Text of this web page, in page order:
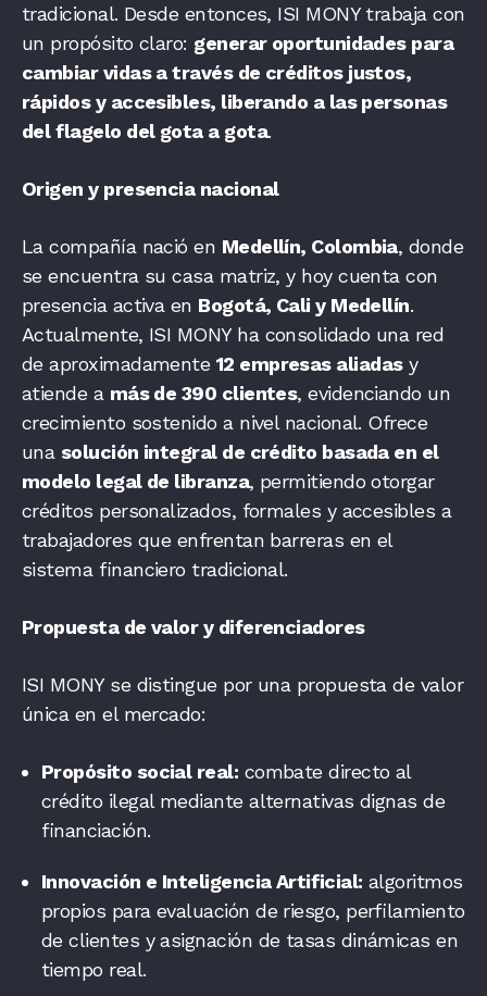
tradicional. Desde entonces, ISI MONY trabaja con
un propósito claro: generar oportunidades para
cambiar vidas a través de créditos justos,
rápidos y accesibles, liberando a las personas
del flagelo del gota a gota.
Origen y presencia nacional
La compañía nació en Medellín, Colombia, donde
se encuentra su casa matriz, y hoy cuenta con
presencia activa en Bogotá, Cali y Medellín.
Actualmente, ISI MONY ha consolidado una red
de aproximadamente 12 empresas aliadasy
atiende a más de 390 clientes, evidenciando un
crecimiento sostenido a nivel nacional. Ofrece
una solución integral de crédito basada en el
modelo legal de libranza, permitiendo otorgar
créditos personalizados, formales y accesibles a
trabajadores que enfrentan barreras en el
sistema financiero tradicional.
Propuesta de valor y diferenciadores
ISI MONY se distingue por una propuesta de valor
única en el mercado:
Propósito social real: combate directo al
crédito ilegal mediante alternativas dignas de
financiación.
Innovación e Inteligencia Artificial: algoritmos
propios para evaluación de riesgo, perfilamiento
de clientes y asignación de tasas dinámicas en
tiempo real.